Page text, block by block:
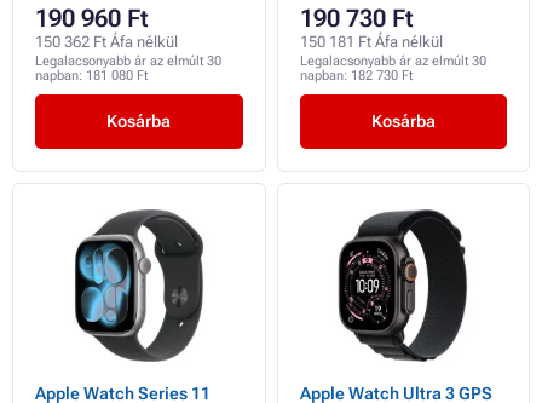
190 960 Ft
150 362 Ft Áfa nélkül
Legalacsonyabb ár az elmúlt 30
napban: 181 080 Ft
Kosárba
190 730 Ft
150 181 Ft Áfa nélkül
Legalacsonyabb ár az elmúlt 30
napban: 182 730 Ft
Kosárba
Apple Watch Series 11 Apple Watch Ultra 3 GPS